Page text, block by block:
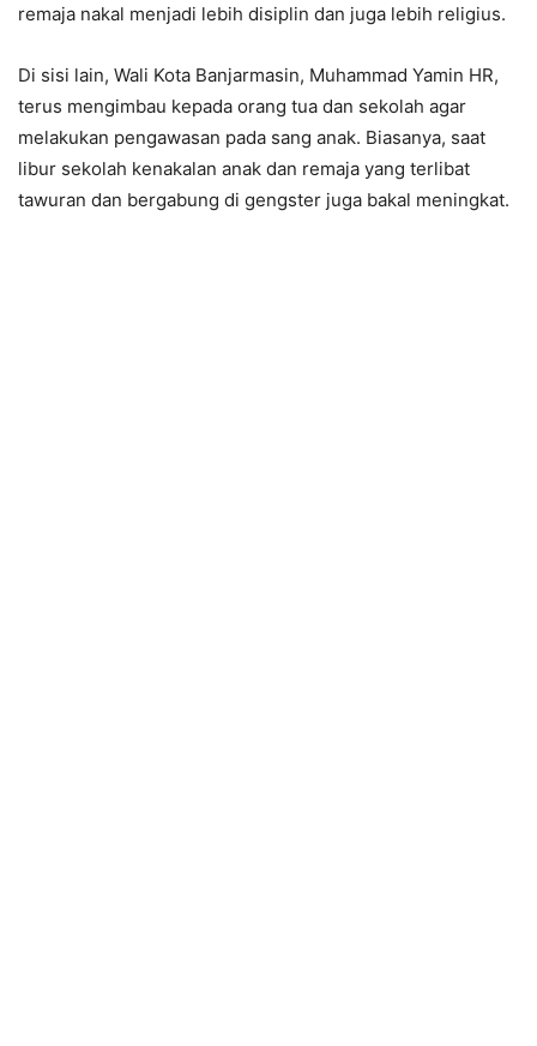
remaja nakal menjadi lebih disiplin dan juga lebih religius.
Di sisi lain, Wali Kota Banjarmasin, Muhammad Yamin HR,
terus mengimbau kepada orang tua dan sekolah agar
melakukan pengawasan pada sang anak. Biasanya, saat
libur sekolah kenakalan anak dan remaja yang terlibat
tawuran dan bergabung di gengster juga bakal meningkat.